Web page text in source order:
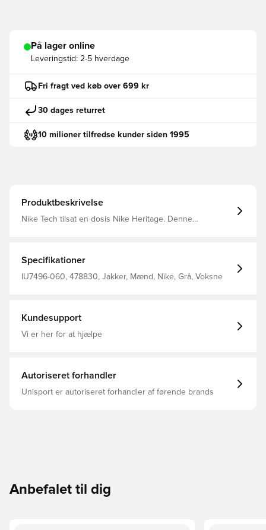
På lager online
Leveringstid: 2-5 hverdage
Fri fragt ved køb over 699 kr
30 dages returret
10 milioner tilfredse kunder siden 1995
Produktbeskrivelse
Nike Tech tilsat en dosis Nike Heritage. Denne
historiske Nike Windrunner-løbejakke, mens de
faconsyede albuer giver den en tydelig Nike Tech-
æstetik.
Specifikationer
IU7496-060, 478830, Jakker, Mænd, Nike, Grå, Voksne
Kundesupport
Vi er her for at hjælpe
Autoriseret forhandler
Unisport er autoriseret forhandler af førende brands
Anbefalet til dig